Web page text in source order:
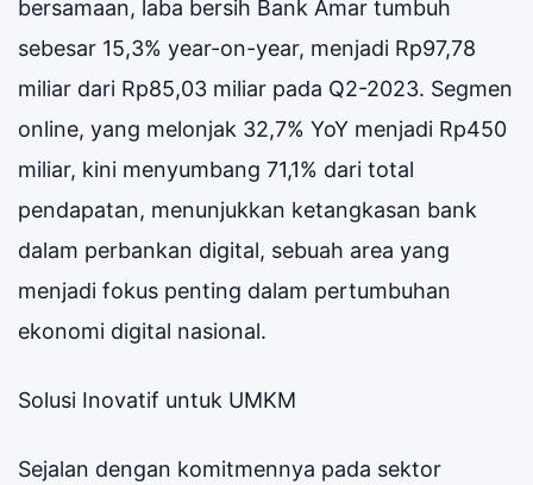
bersamaan, laba bersih Bank Amar tumbuh
sebesar 15,3% year-on-year, menjadi Rp97,78
miliar dari Rp85,03 miliar pada Q2-2023. Segmen
online, yang melonjak 32,7% YoY menjadi Rp450
miliar, kini menyumbang 71,1% dari total
pendapatan, menunjukkan ketangkasan bank
dalam perbankan digital, sebuah area yang
menjadi fokus penting dalam pertumbuhan
ekonomi digital nasional.
Solusi Inovatif untuk UMKM
Sejalan dengan komitmennya pada sektor